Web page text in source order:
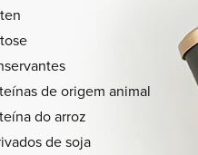
de origem animal
do arroz
de soja